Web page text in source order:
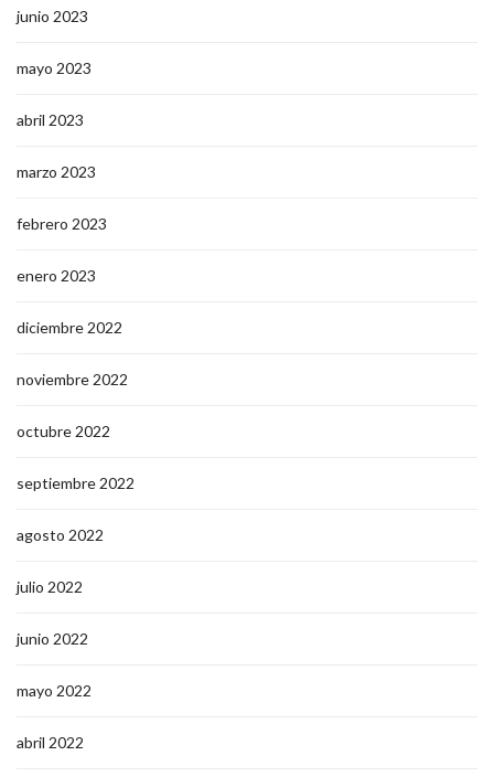
junio 2023
mayo 2023
abril 2023
marzo 2023
febrero 2023
enero 2023
diciembre 2022
noviembre 2022
octubre 2022
septiembre 2022
agosto 2022
julio 2022
junio 2022
mayo 2022
abril 2022